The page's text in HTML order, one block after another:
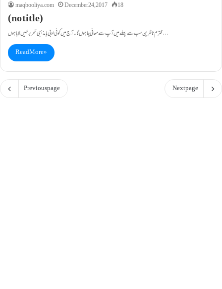
maqbooliya.com December 24, 2017 18
(no title)
محترم ناظرین سب سے پہلے میں آپ سے معافی چاہوں گا۔ آج میں کوئی ادبی یامذہبی تحریر نہیں لایا ہوں…
Read More »
Previous page Next page